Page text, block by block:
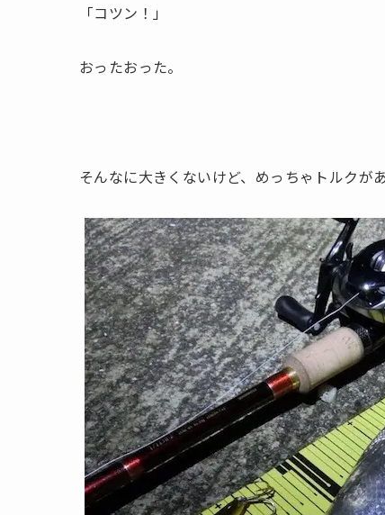
「コツン！」
おったおった。
そんなに大きくないけど、めっちゃトルクが